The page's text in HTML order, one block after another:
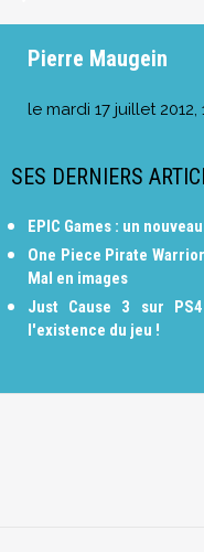
Pierre Maugein
le mardi 17 juillet 2012,
SES DERNIERS
EPIC Games : un
One Piece Pirate
Mal en images
Just Cause 3 sur
l'existence du jeu !